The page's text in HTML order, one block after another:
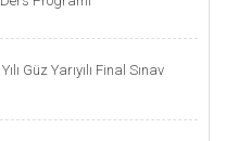
Güz Yarıyılı Final Sınav